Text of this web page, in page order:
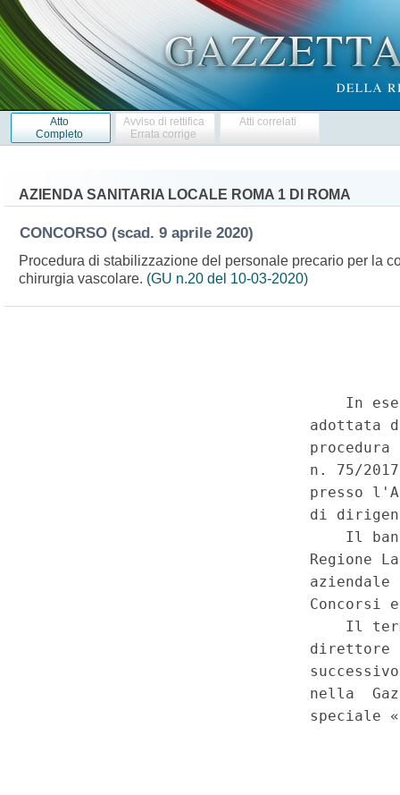
Atto
Completo
Avviso di rettifica
Errata corrige
Atti correlati
AZIENDA SANITARIA LOCALE ROMA 1 DI ROMA
CONCORSO (scad. 9 aprile 2020)
Procedura di stabilizzazione del personale precario per la
chirurgia vascolare. (GU n.20 del 10-03-2020)